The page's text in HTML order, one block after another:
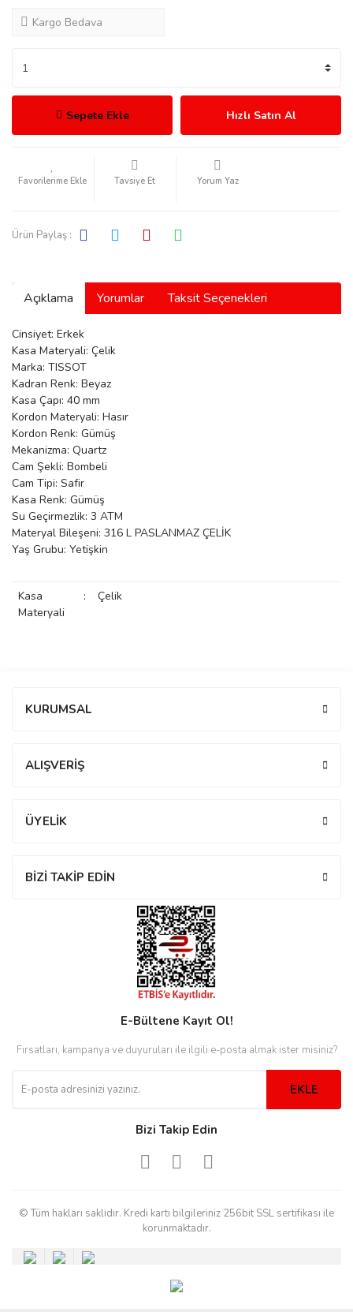
Manoir
Kargo Bedava
Sepete Ekle Hızlı Satın Al
Tavsiye Et Yorum Yaz
Ürün Paylaş :
Açıklama Yorumlar Taksit Seçenekleri
Cinsiyet: Erkek
Kasa Materyali: Çelik
Marka: TISSOT
Kadran Renk: Beyaz
Kasa Çapı: 40 mm
Kordon Materyali: Hasır
Kordon Renk: Gümüş
Mekanizma: Quartz
Cam Şekli: Bombeli
Cam Tipi: Safir
Kasa Renk: Gümüş
Su Geçirmezlik: 3 ATM
Materyal Bileşeni: 316 L PASLANMAZ ÇELİK
Yaş Grubu: Yetişkin
Kasa
Materyali
: Çelik
KURUMSAL
ALIŞVERİŞ
ÜYELİK
BİZİ TAKİP EDİN
E-Bültene Kayıt Ol!
Fırsatları, kampanya ve duyuruları ile ilgili e-posta almak ister misiniz?
EKLE
Bizi Takip Edin
© Tüm hakları saklıdır. Kredi kartı bilgileriniz 256bit SSL sertifikası ile
korunmaktadır.